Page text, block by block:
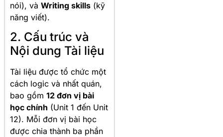
nói), và Writing skills (kỹ
năng viết).
2. Cấu trúc và
Nội dung Tài liệu
Tài liệu được tổ chức một
cách logic và nhất quán,
bao gồm 12 đơn vị bài
học chính (Unit 1 đến Unit
12). Mỗi đơn vị bài học
được chia thành ba phần